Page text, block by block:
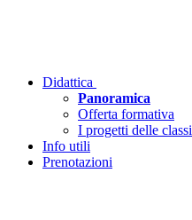
Didattica
Panoramica
Offerta formativa
I progetti delle classi
Info utili
Prenotazioni